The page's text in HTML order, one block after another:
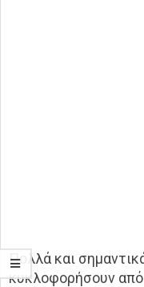
Πολλά και
κυκλοφορήσουν από